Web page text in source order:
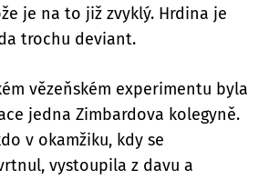
je na to již zvyklý. Hrdina je
trochu deviant.
vězeňském experimentu byla
jedna Zimbardova kolegyně.
v okamžiku, kdy se
vystoupila z davu a